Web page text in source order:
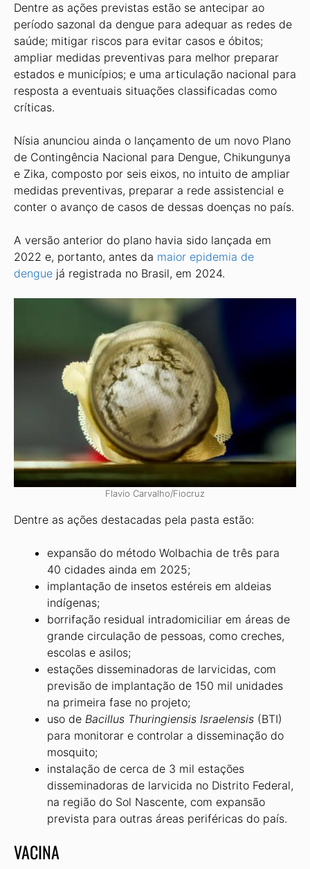
Dentre as ações previstas estão se antecipar ao
período sazonal da dengue para adequar as redes de
saúde; mitigar riscos para evitar casos e óbitos;
ampliar medidas preventivas para melhor preparar
estados e municípios; e uma articulação nacional para
resposta a eventuais situações classificadas como
críticas.
Nísia anunciou ainda o lançamento de um novo Plano
de Contingência Nacional para Dengue, Chikungunya
e Zika, composto por seis eixos, no intuito de ampliar
medidas preventivas, preparar a rede assistencial e
conter o avanço de casos de dessas doenças no país.
A versão anterior do plano havia sido lançada em
2022 e, portanto, antes da maior epidemia de
dengue já registrada no Brasil, em 2024.
Flavio Carvalho/Fiocruz
Dentre as ações destacadas pela pasta estão:
expansão do método Wolbachia de três para
40 cidades ainda em 2025;
implantação de insetos estéreis em aldeias
indígenas;
borrifação residual intradomiciliar em áreas de
grande circulação de pessoas, como creches,
escolas e asilos;
estações disseminadoras de larvicidas, com
previsão de implantação de 150 mil unidades
na primeira fase no projeto;
uso de Bacillus Thuringiensis Israelensis (BTI)
para monitorar e controlar a disseminação do
mosquito;
instalação de cerca de 3 mil estações
disseminadoras de larvicida no Distrito Federal,
na região do Sol Nascente, com expansão
prevista para outras áreas periféricas do país.
VACINA